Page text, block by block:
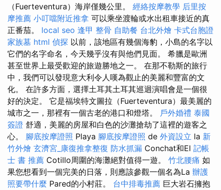
（Fuerteventura）海岸僅幾公里。 經絡按摩教學 后里按
摩推薦 小叮噹附近推拿 可以乘坐渡輪或水出租車接近的真
正番茄。 local seo 逢甲 整骨 自助餐 台北外燴 卡式台胞證
家族墓 html 偵探 以前，該地區有幾個海豹，小島的名字以
它們的名字命名，今天幾乎沒有與他們見面。 希臘是歐洲
甚至世界上最受歡迎的旅遊勝地之一。 在那不勒斯的旅行
中，我們可以發現意大利令人嘆為觀止的美麗和豐富的文
化。 在許多方面，選擇土耳其土耳其巡迴演唱會是一個很
好的決定。 它是福埃特文圖拉（Fuerteventura）最美麗的
城市之一，那裡有一個古老的港口和燈塔。 戶外婚禮 泰國
簽證 舒適，美麗的房屋和白色的沙灘搶劫了這裡的遊客之
心。 腳底按摩證照 Playa 腳底按摩證照 de 外資設立 la 新
竹外燴 玄濟宮_康復推拿整復 防水抓漏 Conchat和El 記帳
士 書 推薦 Cotillo周圍的海灘絕對值得一遊。 竹北腰痛 如
果您想看到一個完美的日落，則應該參觀一個名為La 辦護
照要帶什麼 Pared的小村莊。 台中排毒推薦 巨大岩石擁抱